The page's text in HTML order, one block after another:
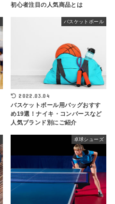
初心者注目の人気商品とは
バスケットボール
2022.03.04
バスケットボール用バッグおすす
め19選！ナイキ・コンバースなど
人気ブランド別にご紹介
卓球シューズ